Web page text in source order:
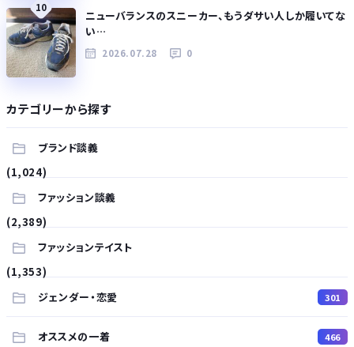
10
ニューバランスのスニーカー、もうダサい人しか履いてな
い…
2026.07.28 0
カテゴリーから探す
ブランド談義
(1,024)
ファッション談義
(2,389)
ファッションテイスト
(1,353)
ジェンダー・恋愛
301
オススメの一着 466